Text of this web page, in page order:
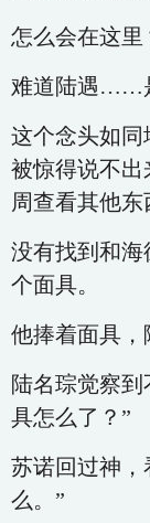
怎么会在这里
难道陆遇……
这个念头如
被惊得说不出
周查看其他东
没有找到和
个面具。
他捧着面具，
陆名琮觉察
具怎么了？”
苏诺回过神，
么。”